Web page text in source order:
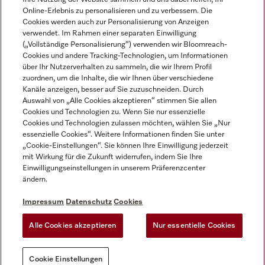
Impressum
AGB
Datenschutz
Nutzungsbedigungen
EU-Gesetzen über digitale Dienste
Miele auf Instagram
Miele auf Facebook
Miele auf Youtube
Online-Erlebnis zu personalisieren und zu verbessern. Die
Cookies werden auch zur Personalisierung von Anzeigen
verwendet. Im Rahmen einer separaten Einwilligung
(„Vollständige Personalisierung“) verwenden wir Bloomreach-
Cookies und andere Tracking-Technologien, um Informationen
über Ihr Nutzerverhalten zu sammeln, die wir Ihrem Profil
zuordnen, um die Inhalte, die wir Ihnen über verschiedene
Kanäle anzeigen, besser auf Sie zuzuschneiden. Durch
Auswahl von „Alle Cookies akzeptieren“ stimmen Sie allen
Cookies und Technologien zu. Wenn Sie nur essenzielle
Cookies und Technologien zulassen möchten, wählen Sie „Nur
essenzielle Cookies“. Weitere Informationen finden Sie unter
„Cookie-Einstellungen“. Sie können Ihre Einwilligung jederzeit
mit Wirkung für die Zukunft widerrufen, indem Sie Ihre
Einwilligungseinstellungen in unserem Präferenzcenter
ändern.
Impressum Datenschutz Cookies
Alle Cookies akzeptieren Nur essentielle Cookies
Cookie Einstellungen